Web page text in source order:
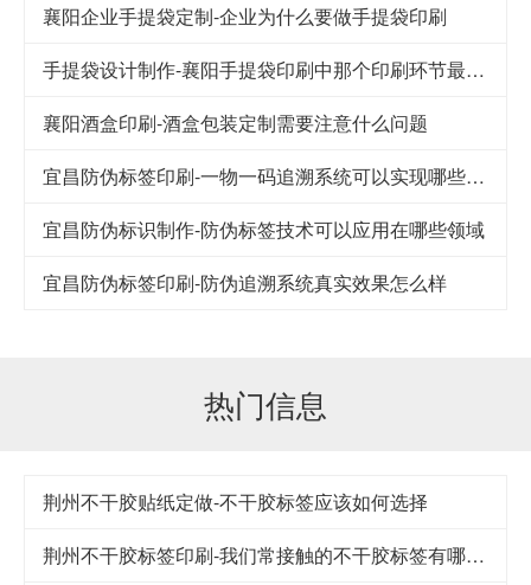
襄阳企业手提袋定制-企业为什么要做手提袋印刷
手提袋设计制作-襄阳手提袋印刷中那个印刷环节最重要
襄阳酒盒印刷-酒盒包装定制需要注意什么问题
宜昌防伪标签印刷-一物一码追溯系统可以实现哪些功能
宜昌防伪标识制作-防伪标签技术可以应用在哪些领域
宜昌防伪标签印刷-防伪追溯系统真实效果怎么样
热门信息
荆州不干胶贴纸定做-不干胶标签应该如何选择
荆州不干胶标签印刷-我们常接触的不干胶标签有哪几类